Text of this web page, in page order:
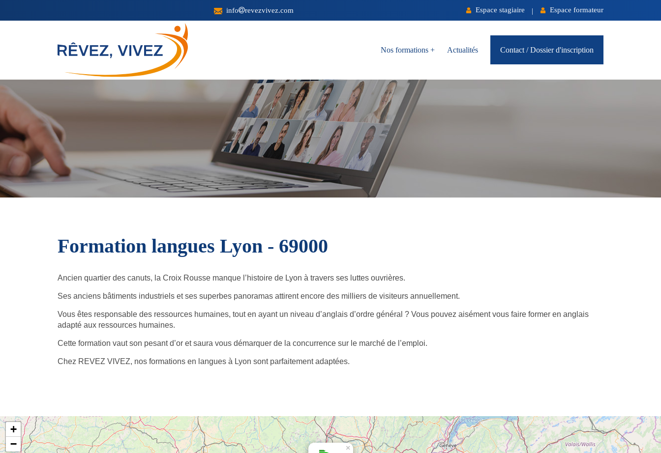
info revezvivez.com Espace stagiaire | Espace formateur
Nos formations + Actualités Contact / Dossier d'inscription
Formation langues Lyon - 69000
Ancien quartier des canuts, la Croix Rousse manque l’histoire de Lyon à travers ses luttes ouvrières.
Ses anciens bâtiments industriels et ses superbes panoramas attirent encore des milliers de visiteurs annuellement.
Vous êtes responsable des ressources humaines, tout en ayant un niveau d’anglais d’ordre général ? Vous pouvez aisément vous faire former en anglais
adapté aux ressources humaines.
Cette formation vaut son pesant d’or et saura vous démarquer de la concurrence sur le marché de l’emploi.
Chez REVEZ VIVEZ, nos formations en langues à Lyon sont parfaitement adaptées.
×
+
−